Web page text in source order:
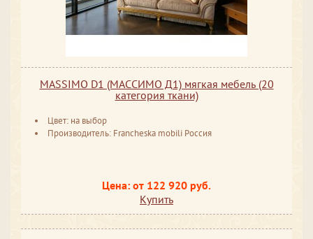
MASSIMO D1 (МАССИМО Д1) мягкая мебель (20
категория ткани)
Цвет: на выбор
Производитель: Francheska mobili Россия
Цена: от 122 920 руб.
Купить